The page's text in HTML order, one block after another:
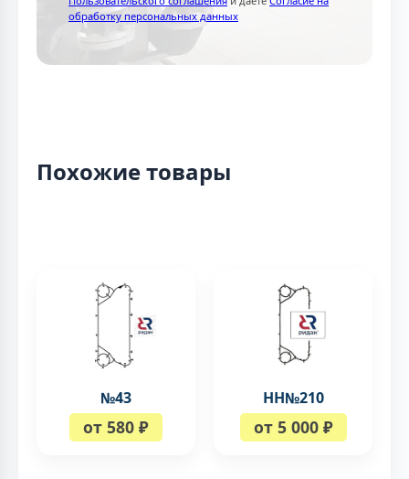
обработку персональных данных
Похожие товары
№43
от 580 ₽
НН№210
от 5 000 ₽